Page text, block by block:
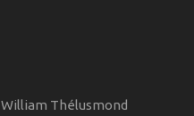
William Thélusmond